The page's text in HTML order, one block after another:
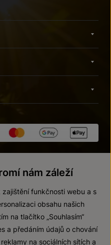
a. s.
nám záleží
funkčnosti webu a s
obsahu našich
na tlačítko „Souhlasím“
a předáním údajů o chování
na sociálních sítích a